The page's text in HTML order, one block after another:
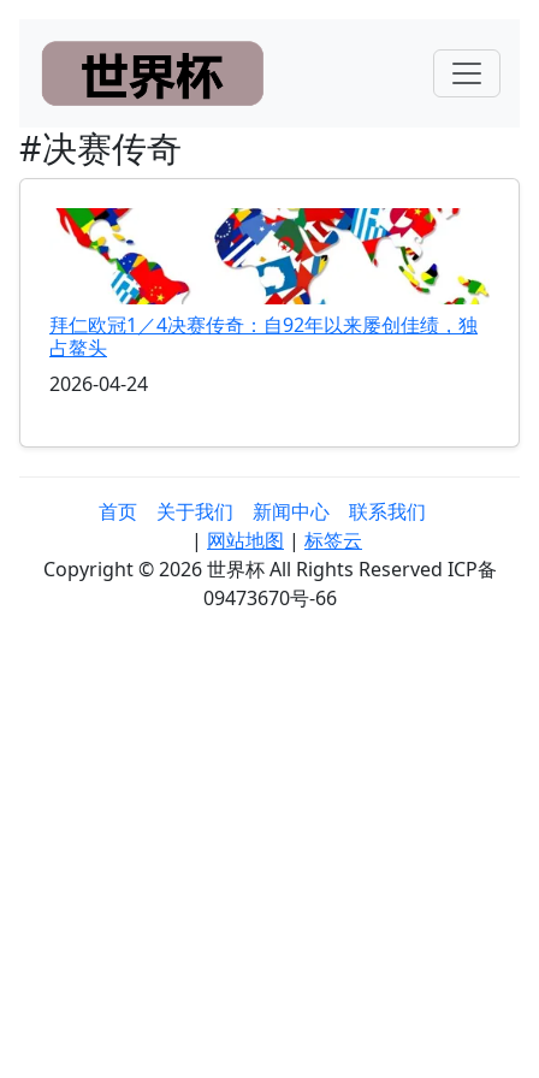
#决赛传奇
拜仁欧冠1／4决赛传奇：自92年以来屡创佳绩，独
占鳌头
2026-04-24
首页 关于我们 新闻中心
联系我们
| 网站地图 | 标签云
Copyright © 2026 世界杯 All Rights Reserved ICP备
09473670号-66